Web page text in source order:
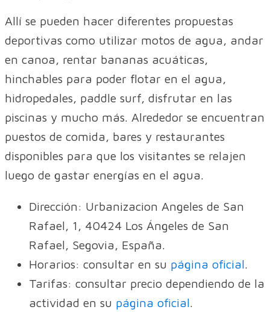
Allí se pueden hacer diferentes propuestas
deportivas como utilizar motos de agua, andar
en canoa, rentar bananas acuáticas,
hinchables para poder flotar en el agua,
hidropedales, paddle surf, disfrutar en las
piscinas y mucho más. Alrededor se encuentran
puestos de comida, bares y restaurantes
disponibles para que los visitantes se relajen
luego de gastar energías en el agua.
Dirección: Urbanizacion Angeles de San
Rafael, 1, 40424 Los Ángeles de San
Rafael, Segovia, España.
Horarios: consultar en su página oficial
Tarifas: consultar precio dependiendo de la
actividad en su página oficial